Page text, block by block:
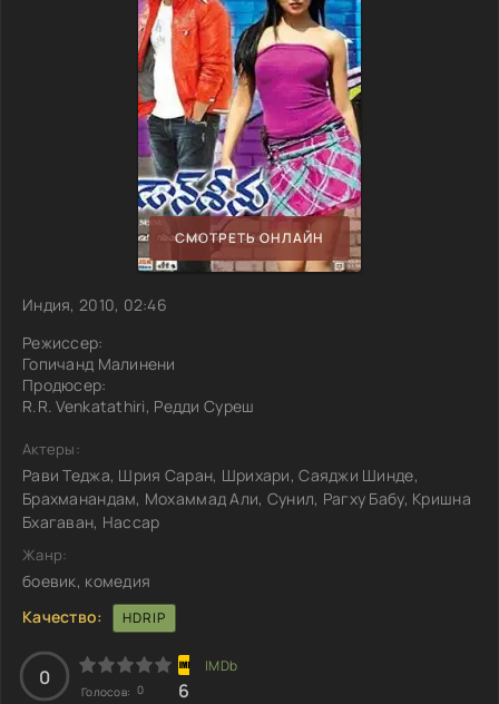
СМОТРЕТЬ ОНЛАЙН
Индия, 2010, 02:46
Режиссер:
Гопичанд Малинени
Продюсер:
R.R. Venkatathiri, Редди Суреш
Актеры:
Рави Теджа, Шрия Саран, Шрихари, Саяджи Шинде,
Брахманандам, Мохаммад Али, Сунил, Рагху Бабу, Кришна
Бхагаван, Нассар
Жанр:
боевик, комедия
Качество:
HDRIP
0
Голосов: 0 6